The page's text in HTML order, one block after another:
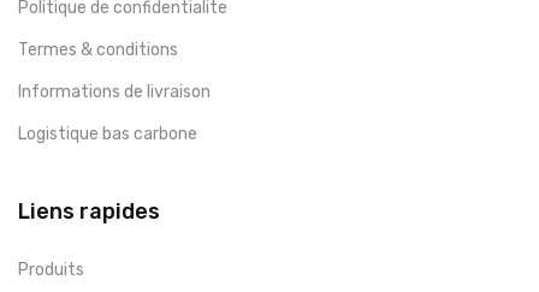
Politique de confidentialite
Termes & conditions
Informations de livraison
Logistique bas carbone
Liens rapides
Produits